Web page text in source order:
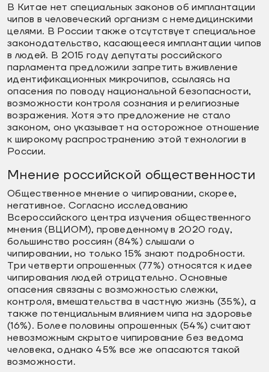
В Китае нет специальных законов об имплантации
чипов в человеческий организм с немедицинскими
целями. В России также отсутствует специальное
законодательство, касающееся имплантации чипов
в людей. В 2015 году депутаты российского
парламента предложили запретить вживление
идентификационных микрочипов, ссылаясь на
опасения по поводу национальной безопасности,
возможности контроля сознания и религиозные
возражения. Хотя это предложение не стало
законом, оно указывает на осторожное отношение
к широкому распространению этой технологии в
России.
Мнение российской общественности
Общественное мнение о чипировании, скорее,
негативное. Согласно исследованию
Всероссийского центра изучения общественного
мнения (ВЦИОМ), проведенному в 2020 году,
большинство россиян (84%) слышали о
чипировании, но только 15% знают подробности.
Три четверти опрошенных (77%) относятся к идее
чипирования людей отрицательно. Основные
опасения связаны с возможностью слежки,
контроля, вмешательства в частную жизнь (35%), а
также потенциальным влиянием чипа на здоровье
(16%). Более половины опрошенных (54%) считают
невозможным скрытое чипирование без ведома
человека, однако 45% все же опасаются такой
возможности.